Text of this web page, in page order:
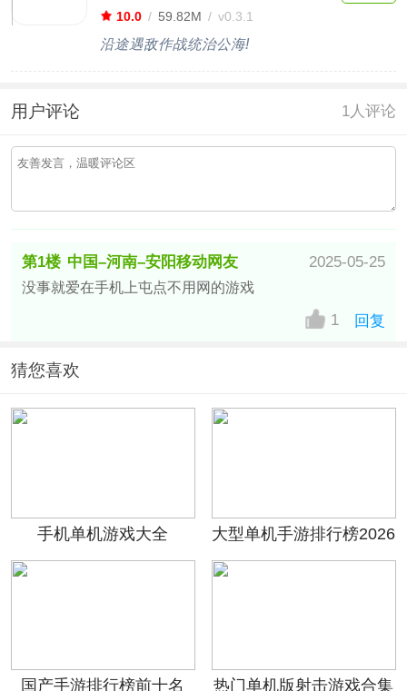
10.0 / 59.82M / v0.3.1
沿途遇敌作战统治公海!
用户评论 1人评论
第1楼 中国–河南–安阳移动网友 2025-05-25
没事就爱在手机上屯点不用网的游戏
1 回复
猜您喜欢
手机单机游戏大全 大型单机手游排行榜2026
国产手游排行榜前十名 热门单机版射击游戏合集